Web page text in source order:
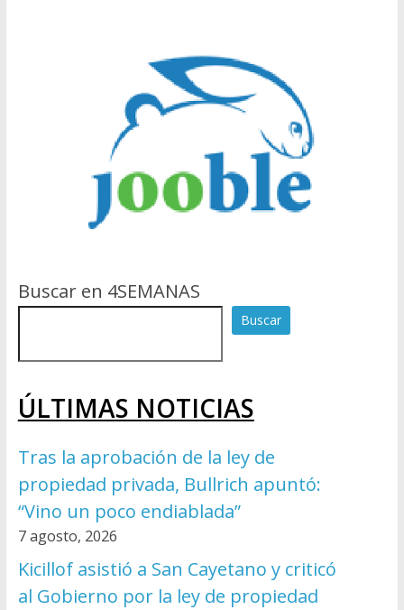
Buscar en 4SEMANAS
Buscar
ÚLTIMAS NOTICIAS
Tras la aprobación de la ley de
propiedad privada, Bullrich apuntó:
“Vino un poco endiablada”
7 agosto, 2026
Kicillof asistió a San Cayetano y criticó
al Gobierno por la ley de propiedad